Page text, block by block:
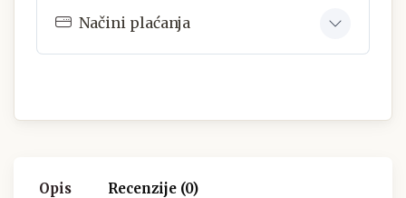
Načini plaćanja
Opis Recenzije (0)